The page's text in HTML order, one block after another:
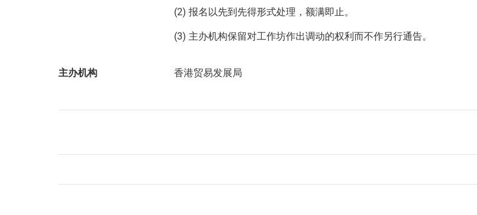
(2) 报名以先到先得形式处理，额满即止。
(3) 主办机构保留对工作坊作出调动的权利而不作另行通告。
主办机构 香港贸易发展局